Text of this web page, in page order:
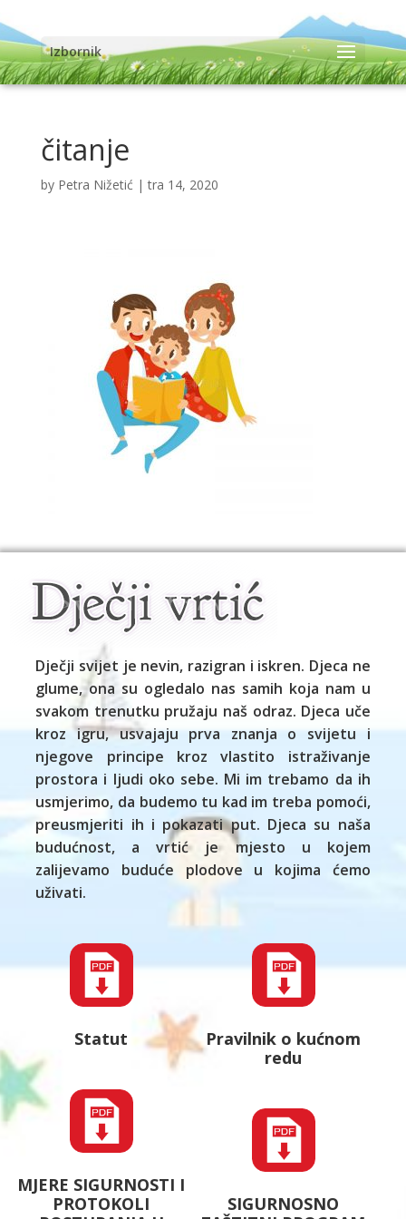
Izbornik
čitanje
by Petra Nižetić |tra 14, 2020
Dječji svijet je nevin, razigran i iskren. Djeca ne
glume, ona su ogledalo nas samih koja nam u
svakom trenutku pružaju naš odraz. Djeca uče
kroz igru, usvajaju prva znanja o svijetu i
njegove principe kroz vlastito istraživanje
prostora i ljudi oko sebe. Mi im trebamo da ih
usmjerimo, da budemo tu kad im treba pomoći,
preusmjeriti ih i pokazati put. Djeca su naša
budućnost, a vrtić je mjesto u kojem
zalijevamo buduće plodove u kojima ćemo
uživati.
Statut
MJERE SIGURNOSTI I
PROTOKOLI
Pravilnik o kućnom
redu
SIGURNOSNO